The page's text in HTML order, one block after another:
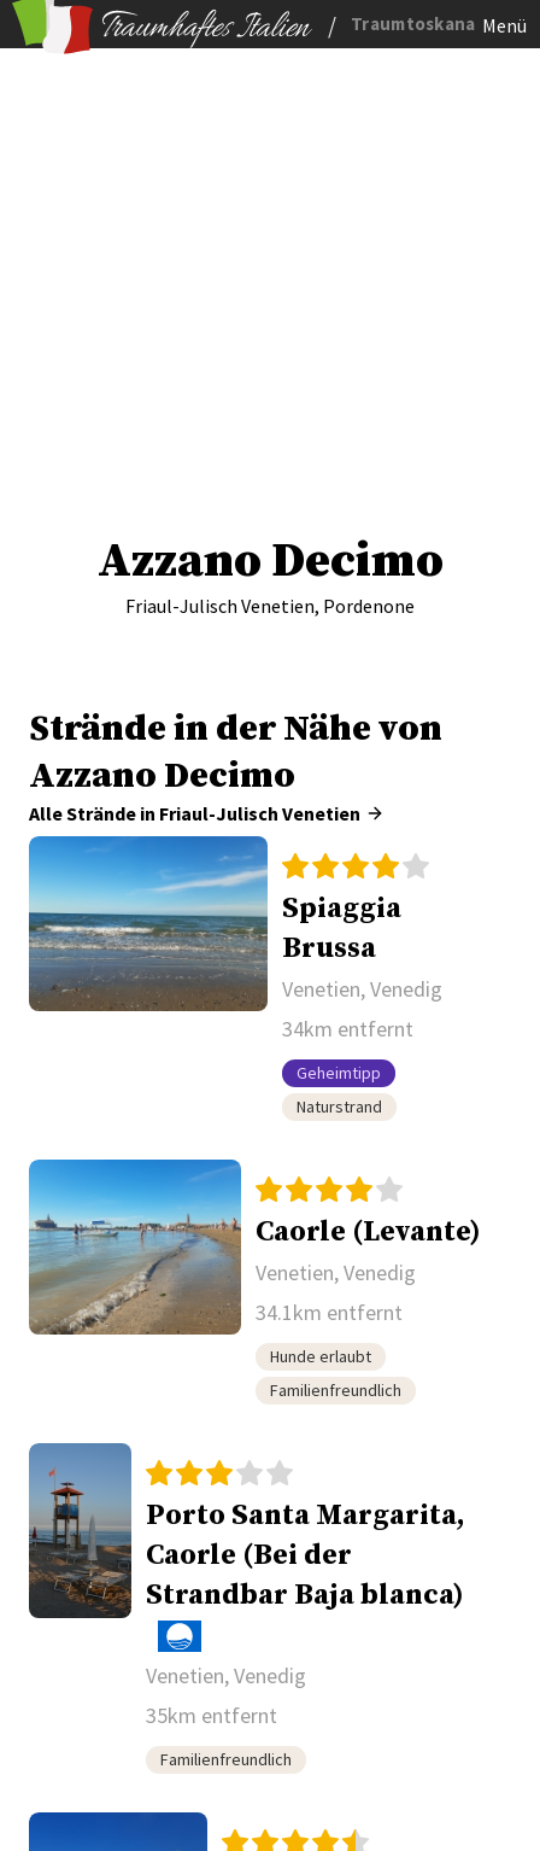
/ Traumtoskana Menü
Azzano Decimo
Friaul-Julisch Venetien, Pordenone
Strände in der Nähe von
Azzano Decimo
Alle Strände in Friaul-Julisch Venetien
Spiaggia
Brussa
Venetien, Venedig
34km entfernt
Geheimtipp
Naturstrand
Caorle (Levante)
Venetien, Venedig
34.1km entfernt
Hunde erlaubt
Familienfreundlich
Porto Santa Margarita,
Caorle (Bei der
Strandbar Baja blanca)
Venetien, Venedig
35km entfernt
Familienfreundlich